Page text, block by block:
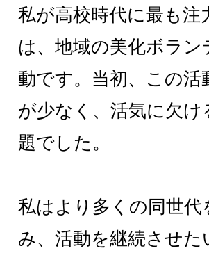
私が高校時代に最も注
は、地域の美化ボラン
動です。当初、この活
が少なく、活気に欠け
題でした。
私はより多くの同世代
み、活動を継続させた